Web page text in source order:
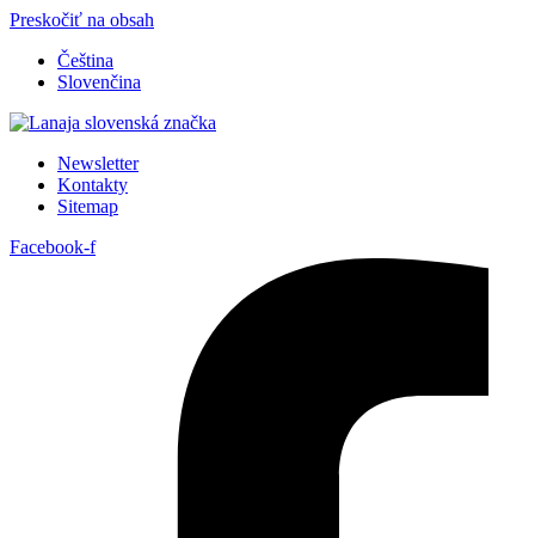
Preskočiť na obsah
Čeština
Slovenčina
Newsletter
Kontakty
Sitemap
Facebook-f